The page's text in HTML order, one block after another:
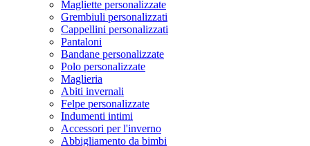
Magliette personalizzate
Grembiuli personalizzati
Cappellini personalizzati
Pantaloni
Bandane personalizzate
Polo personalizzate
Maglieria
Abiti invernali
Felpe personalizzate
Indumenti intimi
Accessori per l'inverno
Abbigliamento da bimbi